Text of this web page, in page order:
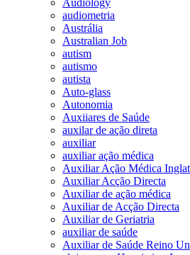
audiometria
Austrália
Australian Job
autism
autismo
autista
Auto-glass
Autonomia
Auxiiares de Saúde
auxilar de ação direta
auxiliar
auxiliar ação médica
Auxiliar Ação Médica
Auxiliar Acção Directa
Auxiliar de ação médica
Auxiliar de Acção Directa
Auxiliar de Geriatria
auxiliar de saúde
Auxiliar de Saúde Reino